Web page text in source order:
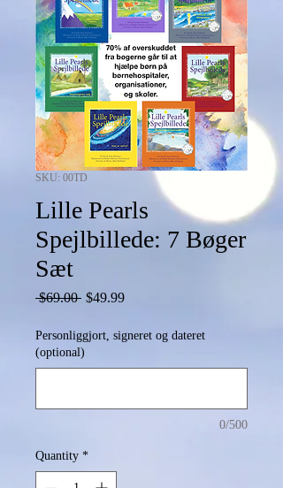
SKU: 00TD
Lille Pearls
Spejlbillede: 7 Bøger
Sæt
$69.00 Regular
$49.99Sale
Personliggjort, signeret og dateret
(optional)
0/500
Quantity *